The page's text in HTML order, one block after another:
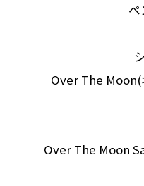
ペ
Over The
Over The Moon